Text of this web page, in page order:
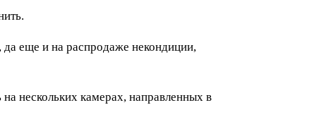
да еще и на распродаже некондиции,
нескольких камерах, направленных в